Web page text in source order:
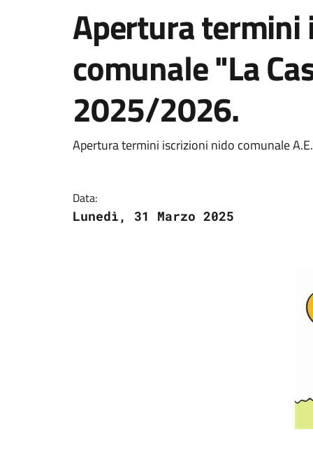
Apertura termini
comunale "La
2025/2026.
Apertura termini iscrizioni nido comunale
Data:
Lunedì, 31 Marzo 2025